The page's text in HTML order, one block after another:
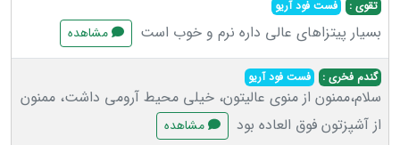
تقوی : فست فود آریو
بسیار پیتزاهای عالی داره نرم و خوب است مشاهده
گندم فخری : فست فود آریو
سلام،ممنون از منوی عالیتون، خیلی محیط آرومی داشت، ممنون
از آشپزتون فوق العاده بود
مشاهده